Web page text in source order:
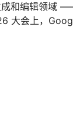
和编辑领域
大会上，